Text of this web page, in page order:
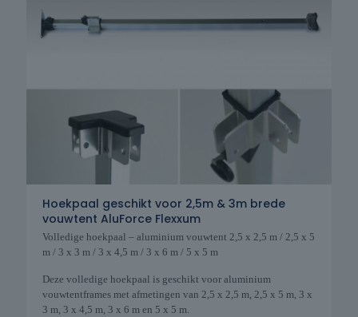
Hoekpaal geschikt voor 2,5m & 3m brede
vouwtent AluForce Flexxum
Volledige hoekpaal – aluminium vouwtent 2,5 x 2,5 m / 2,5 x 5
m / 3 x 3 m / 3 x 4,5 m / 3 x 6 m / 5 x 5 m
Deze volledige hoekpaal is geschikt voor aluminium
vouwtentframes met afmetingen van 2,5 x 2,5 m, 2,5 x 5 m, 3 x
3 m, 3 x 4,5 m, 3 x 6 m en 5 x 5 m.